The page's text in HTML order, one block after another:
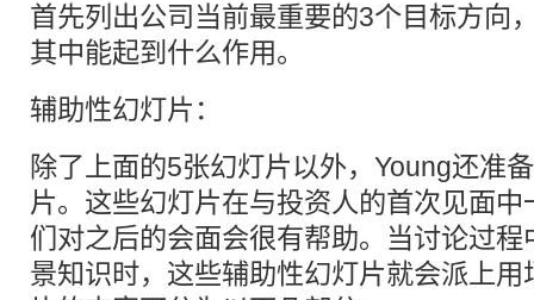
首先列出公司当前最重要的3个目标方向
其中能起到什么作用。
辅助性幻灯片：
除了上面的5张幻灯片以外，Young还准
片。这些幻灯片在与投资人的首次见面
们对之后的会面会很有帮助。当讨论过
景知识时，这些辅助性幻灯片就会派上